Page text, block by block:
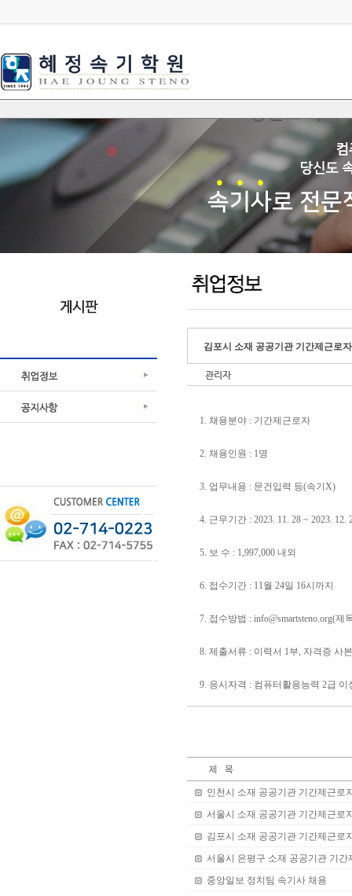
김포시 소재 공공기관 기간제근로
관리자
1. 채용분야 : 기간제근로자
2. 채용인원 : 1명
3. 업무내용 : 문건입력 등(속기X)
4. 근무기간 : 2023. 11. 28 ~ 2023. 12.
5. 보 수 : 1,997,000 내외
6. 접수기간 : 11월 24일 16시까지
7. 접수방법 : info@smartsteno.org(제
8. 제출서류 : 이력서 1부, 자격증 사
9. 응시자격 : 컴퓨터활용능력 2급
인천시 소재 공공기관 기간제근로
서울시 소재 공공기관 기간제근로
김포시 소재 공공기관 기간제근로
서울시 은평구 소재 공공기관 기
중앙일보 정치팀 속기사 채용